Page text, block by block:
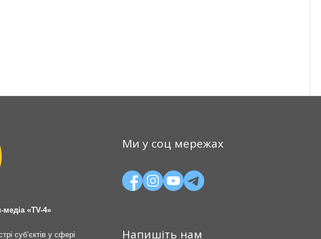
«TV-4»
суб’єктів у сфері
Ми у соц мережах
Напишіть нам